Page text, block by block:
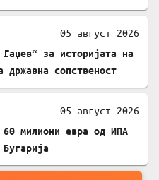
05 август 2026
за историјата на
државна сопственост
05 август 2026
милиони евра од ИПА